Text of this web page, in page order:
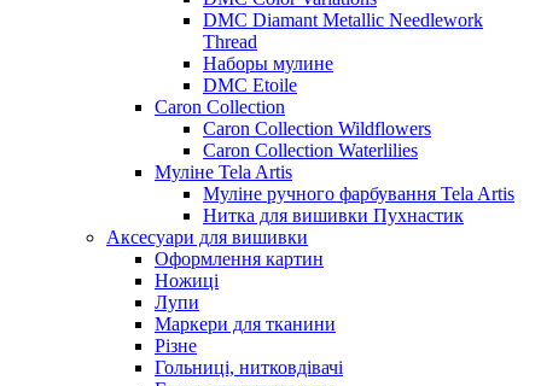
DMC Diamant Metallic Needlework
Thread
Наборы мулине
DMC Etoile
Caron Collection
Caron Collection Wildflowers
Caron Collection Waterlilies
Муліне Tela Artis
Муліне ручного фарбування Tela Artis
Нитка для вишивки Пухнастик
Аксесуари для вишивки
Оформлення картин
Ножиці
Лупи
Маркери для тканини
Різне
Гольниці, нитковдівачі